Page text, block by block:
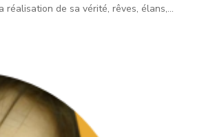
réalisation de sa vérité, rêves, élans,...